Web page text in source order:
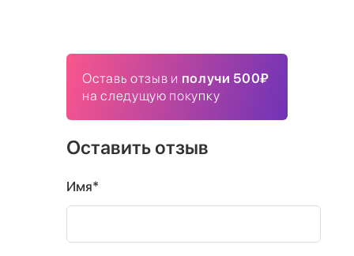
Оставь отзыв и получи 500₽
на следущую покупку
Оставить отзыв
Имя*